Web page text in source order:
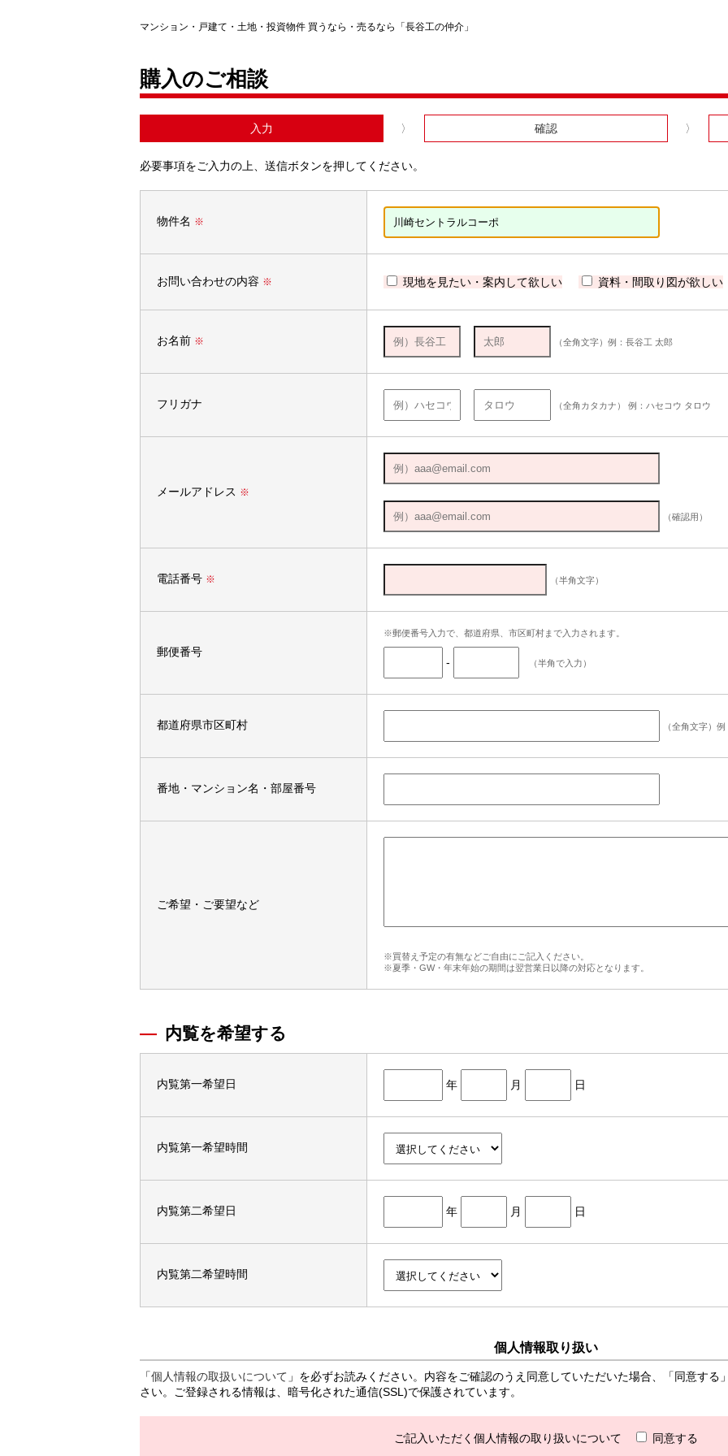
マンション・戸建て・土地・投資物件 買うなら・売るなら「長谷工の仲介」
購入のご相談
入力 確認
必要事項をご入力の上、送信ボタンを押してください。
物件名 ※
お問い合わせの内容 ※ 現地を見たい・案内して欲しい 資料・間取り図が欲しい
お名前 ※ （全角文字）例：長谷工 太郎
フリガナ （全角カタカナ） 例：ハセコウ タロウ
メールアドレス ※
（確認用）
電話番号 ※ （半角文字）
郵便番号
※郵便番号入力で、都道府県、市区町村まで入力されます。
- （半角で入力）
都道府県市区町村 （全角文字）
番地・マンション名・部屋番号
ご希望・ご要望など
※買替え予定の有無などご自由にご記入ください。
※夏季・GW・年末年始の期間は翌営業日以降の対応となります。
内覧を希望する
内覧第一希望日 年 月 日
内覧第一希望時間
内覧第二希望日 年 月 日
内覧第二希望時間
個人情報取り扱い
「個人情報の取扱いについて 」を必ずお読みください。内容をご確認のうえ同意していただいた場合、「同意す
さい。ご登録される情報は、暗号化された通信(SSL)で保護されています。
ご記入いただく個人情報の取り扱いについて 同意する